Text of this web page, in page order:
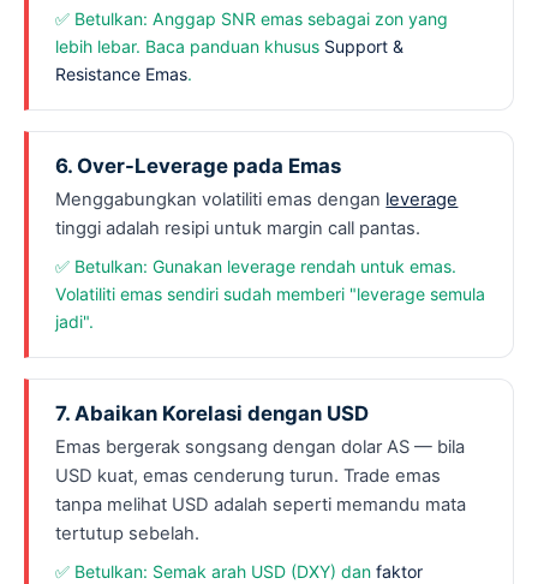
✅ Betulkan: Anggap SNR emas sebagai zon yang
lebih lebar. Baca panduan khusus Support &
Resistance Emas.
6. Over-Leverage pada Emas
Menggabungkan volatiliti emas dengan leverage
tinggi adalah resipi untuk margin call pantas.
✅ Betulkan: Gunakan leverage rendah untuk emas.
Volatiliti emas sendiri sudah memberi "leverage semula
jadi".
7. Abaikan Korelasi dengan USD
Emas bergerak songsang dengan dolar AS — bila
USD kuat, emas cenderung turun. Trade emas
tanpa melihat USD adalah seperti memandu mata
tertutup sebelah.
✅ Betulkan: Semak arah USD (DXY) danfaktor